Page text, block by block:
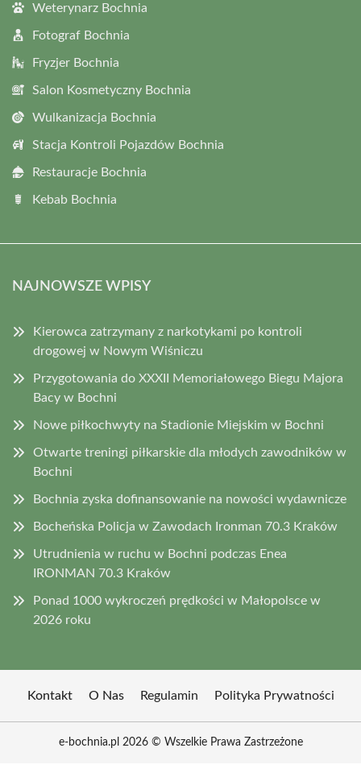
Weterynarz Bochnia
Fotograf Bochnia
Fryzjer Bochnia
Salon Kosmetyczny Bochnia
Wulkanizacja Bochnia
Stacja Kontroli Pojazdów Bochnia
Restauracje Bochnia
Kebab Bochnia
NAJNOWSZE WPISY
Kierowca zatrzymany z narkotykami po kontroli
drogowej w Nowym Wiśniczu
Przygotowania do XXXII Memoriałowego Biegu Majora
Bacy w Bochni
Nowe piłkochwyty na Stadionie Miejskim w Bochni
Otwarte treningi piłkarskie dla młodych zawodników w
Bochni
Bochnia zyska dofinansowanie na nowości wydawnicze
Bocheńska Policja w Zawodach Ironman 70.3 Kraków
Utrudnienia w ruchu w Bochni podczas Enea
IRONMAN 70.3 Kraków
Ponad 1000 wykroczeń prędkości w Małopolsce w
2026 roku
Kontakt O Nas Regulamin Polityka Prywatności
e-bochnia.pl 2026 © Wszelkie Prawa Zastrzeżone